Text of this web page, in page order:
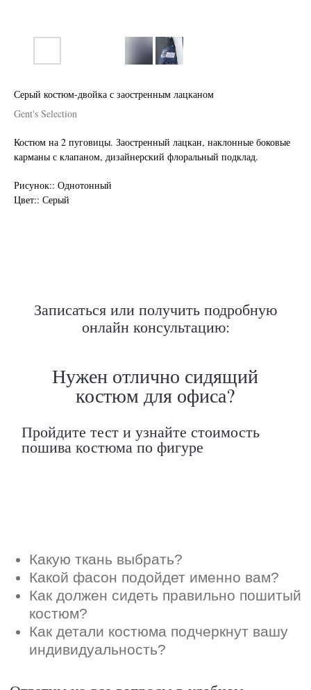
Серый костюм-двойка с заостренным лацканом
Gent's Selection
Костюм на 2 пуговицы. Заостренный лацкан, наклонные боковые
карманы с клапаном, дизайнерский флоральный подклад.
Рисунок:: Однотонный
Цвет:: Серый
Записаться или получить подробную
онлайн консультацию:
Какую ткань выбрать?
Какой фасон подойдет именно вам?
Как должен сидеть правильно пошитый
индивидуальность?
Ответим на все вопросы в удобном
Max Telegram
Нужен отлично сидящий
костюм для офиса?